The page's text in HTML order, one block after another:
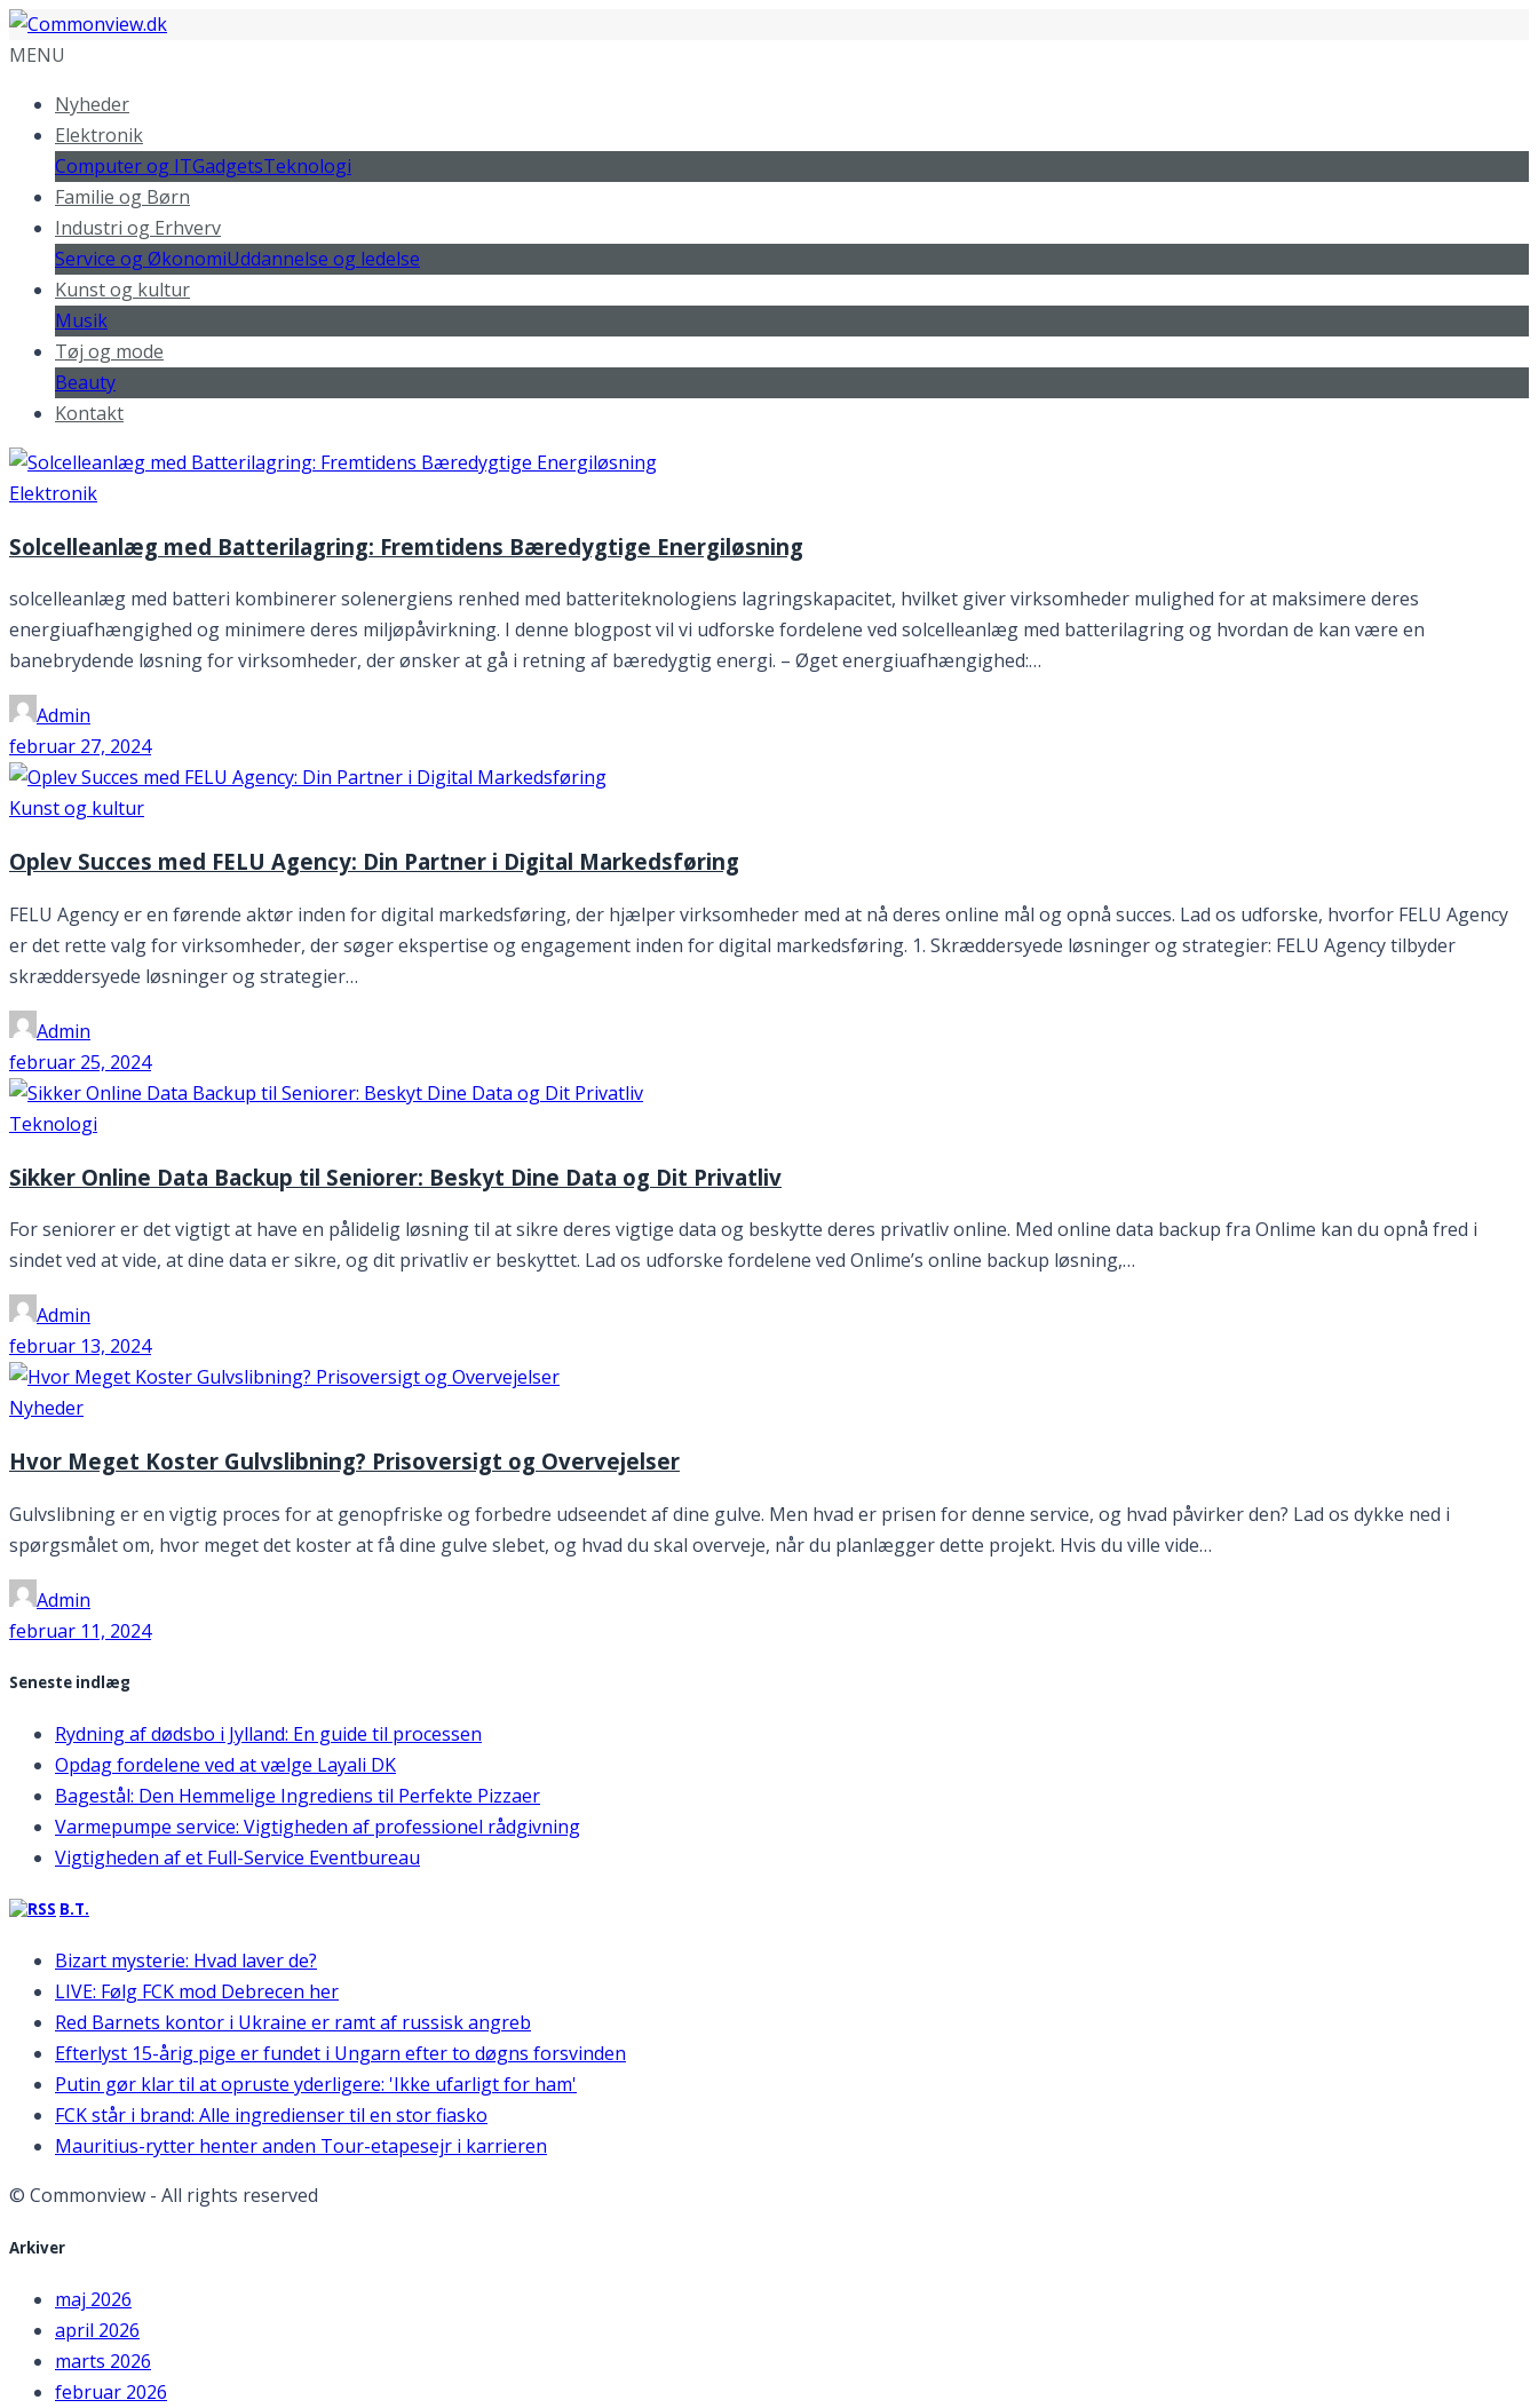
MENU
Nyheder
Elektronik
Computer og ITGadgetsTeknologi
Familie og Børn
Industri og Erhverv
Service og ØkonomiUddannelse og ledelse
Kunst og kultur
Musik
Tøj og mode
Beauty
Kontakt
Elektronik
Solcelleanlæg med Batterilagring: Fremtidens Bæredygtige Energiløsning
solcelleanlæg med batteri kombinerer solenergiens renhed med batteriteknologiens lagringskapacitet, hvilket giver virksomheder mulighed for at maksimere deres
energiuafhængighed og minimere deres miljøpåvirkning. I denne blogpost vil vi udforske fordelene ved solcelleanlæg med batterilagring og hvordan de kan være en
banebrydende løsning for virksomheder, der ønsker at gå i retning af bæredygtig energi. – Øget energiuafhængighed:…
Admin
februar 27, 2024
Kunst og kultur
Oplev Succes med FELU Agency: Din Partner i Digital Markedsføring
FELU Agency er en førende aktør inden for digital markedsføring, der hjælper virksomheder med at nå deres online mål og opnå succes. Lad os udforske, hvorfor FELU Agency
er det rette valg for virksomheder, der søger ekspertise og engagement inden for digital markedsføring. 1. Skræddersyede løsninger og strategier: FELU Agency tilbyder
skræddersyede løsninger og strategier…
Admin
februar 25, 2024
Teknologi
Sikker Online Data Backup til Seniorer: Beskyt Dine Data og Dit Privatliv
For seniorer er det vigtigt at have en pålidelig løsning til at sikre deres vigtige data og beskytte deres privatliv online. Med online data backup fra Onlime kan du opnå fred i
sindet ved at vide, at dine data er sikre, og dit privatliv er beskyttet. Lad os udforske fordelene ved Onlime’s online backup løsning,…
Admin
februar 13, 2024
Nyheder
Hvor Meget Koster Gulvslibning? Prisoversigt og Overvejelser
Gulvslibning er en vigtig proces for at genopfriske og forbedre udseendet af dine gulve. Men hvad er prisen for denne service, og hvad påvirker den? Lad os dykke ned i
spørgsmålet om, hvor meget det koster at få dine gulve slebet, og hvad du skal overveje, når du planlægger dette projekt. Hvis du ville vide…
Admin
februar 11, 2024
Seneste indlæg
Rydning af dødsbo i Jylland: En guide til processen
Opdag fordelene ved at vælge Layali DK
Bagestål: Den Hemmelige Ingrediens til Perfekte Pizzaer
Varmepumpe service: Vigtigheden af professionel rådgivning
Vigtigheden af et Full-Service Eventbureau
B.T.
Bizart mysterie: Hvad laver de?
LIVE: Følg FCK mod Debrecen her
Red Barnets kontor i Ukraine er ramt af russisk angreb
Efterlyst 15-årig pige er fundet i Ungarn efter to døgns forsvinden
Putin gør klar til at opruste yderligere: 'Ikke ufarligt for ham'
FCK står i brand: Alle ingredienser til en stor fiasko
Mauritius-rytter henter anden Tour-etapesejr i karrieren
© Commonview - All rights reserved
Arkiver
maj 2026
april 2026
marts 2026
februar 2026